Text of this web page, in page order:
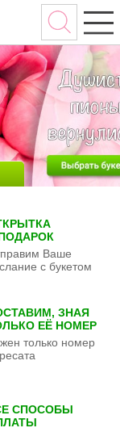
Ваше
с букетом
ЗНАЯ
ЕЁ НОМЕР
только номер
СПОСОБЫ